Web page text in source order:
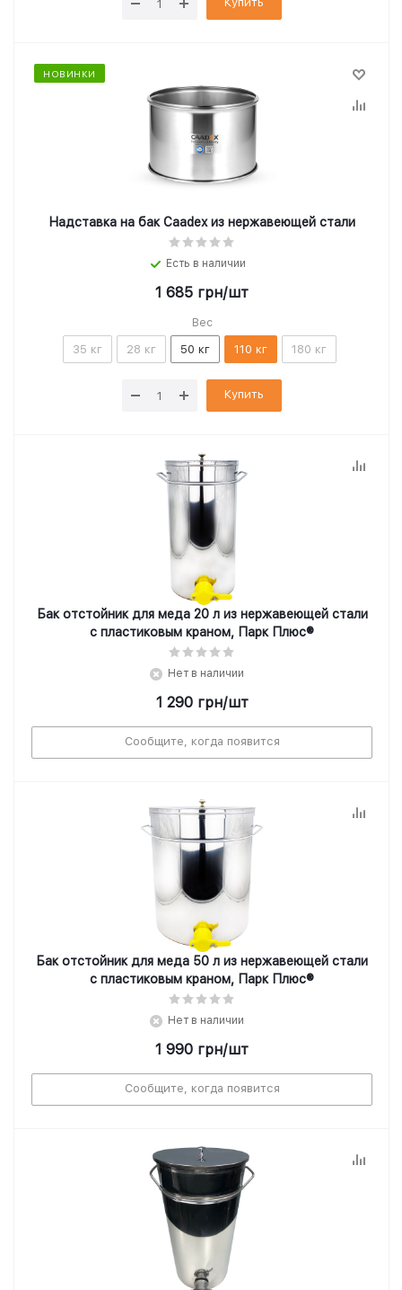
НОВИНКИ
Надставка на бак Caadex из нержавеющей стали
Есть в наличии
1 685 грн/шт
Вес
35 кг 28 кг 50 кг 110 кг 180 кг
Купить
Бак отстойник для меда 20 л из нержавеющей стали
с пластиковым краном, Парк Плюс®
Нет в наличии
1 290грн/шт
Сообщите, когда появится
Бак отстойник для меда 50 л из нержавеющей стали
с пластиковым краном, Парк Плюс®
Нет в наличии
1 990 грн/шт
Сообщите, когда появится